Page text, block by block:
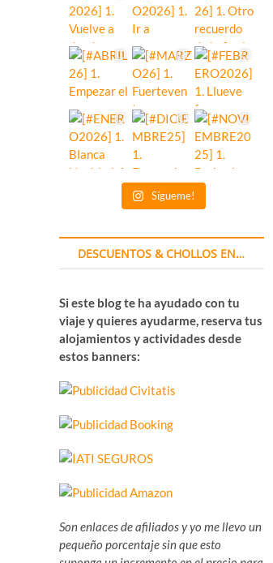
Sígueme!
DESCUENTOS & CHOLLOS EN…
Si este blog te ha ayudado con tu
viaje y quieres ayudarme, reserva tus
alojamientos y actividades desde
estos banners:
Son enlaces de afiliados y yo me llevo un
pequeño porcentaje sin que esto